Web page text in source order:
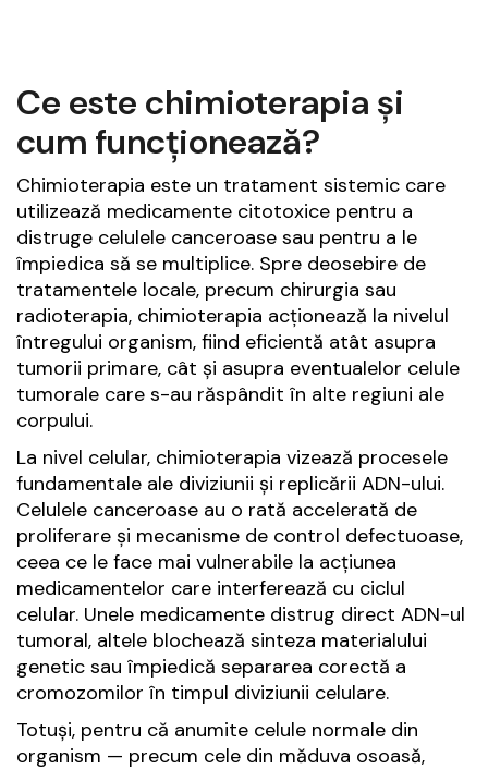
Ce este chimioterapia și
cum funcționează?
Chimioterapia este un tratament sistemic care
utilizează medicamente citotoxice pentru a
distruge celulele canceroase sau pentru a le
împiedica să se multiplice. Spre deosebire de
tratamentele locale, precum chirurgia sau
radioterapia, chimioterapia acționează la nivelul
întregului organism, fiind eficientă atât asupra
tumorii primare, cât și asupra eventualelor celule
tumorale care s-au răspândit în alte regiuni ale
corpului.
La nivel celular, chimioterapia vizează procesele
fundamentale ale diviziunii și replicării ADN-ului.
Celulele canceroase au o rată accelerată de
proliferare și mecanisme de control defectuoase,
ceea ce le face mai vulnerabile la acțiunea
medicamentelor care interferează cu ciclul
celular. Unele medicamente distrug direct ADN-ul
tumoral, altele blochează sinteza materialului
genetic sau împiedică separarea corectă a
cromozomilor în timpul diviziunii celulare.
Totuși, pentru că anumite celule normale din
organism — precum cele din măduva osoasă,